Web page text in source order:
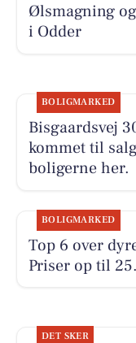
Ølsmagning
i Odder
BOLIGMARKED
Bisgaardsvej
kommet til
boligerne her.
BOLIGMARKED
Top 6 over
Priser op til
DET SKER